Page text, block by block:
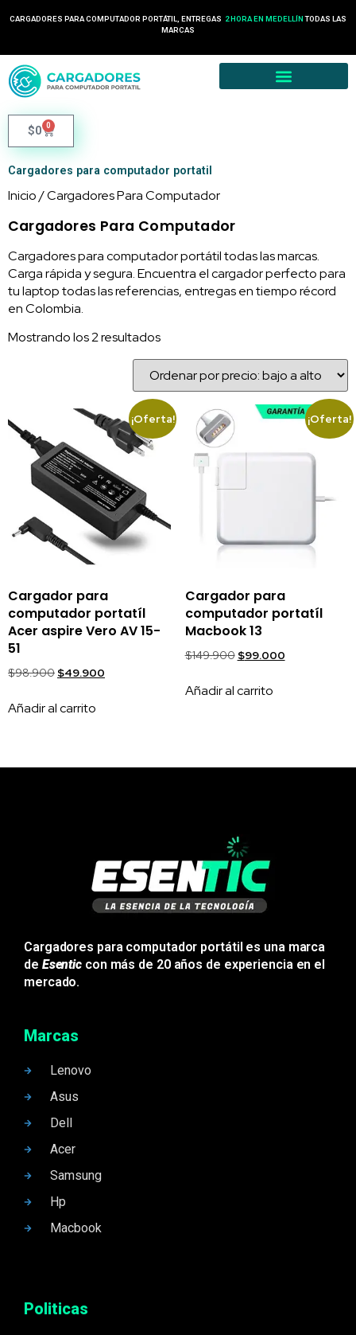
CARGADORES PARA COMPUTADOR PORTÁTIL, ENTREGAS 2 HORA EN MEDELLÍN TODAS LAS
MARCAS
$0 0
Cargadores para computador portatil
Inicio/ Cargadores Para Computador
Cargadores Para Computador
Cargadores para computador portátil todas las marcas.
Carga rápida y segura. Encuentra el cargador perfecto para
tu laptop todas las referencias, entregas en tiempo récord
en Colombia.
Mostrando los 2 resultados
¡Oferta!
Cargador para
computador portatíl
Acer aspire Vero AV 15-
51
$98.900 $49.900
Añadir al carrito
¡Oferta!
Cargador para
computador portatíl
Macbook 13
$149.900 $99.000
Añadir al carrito
Cargadores para computador portátil es una marca
de Esentic con más de 20 años de experiencia en el
mercado.
Marcas
Lenovo
Asus
Dell
Acer
Samsung
Hp
Macbook
Politicas